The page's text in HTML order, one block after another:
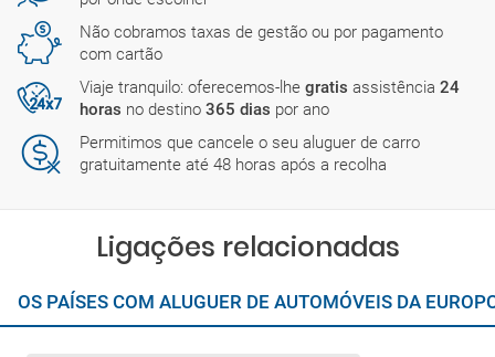
Não cobramos taxas de gestão ou por pagamento
com cartão
Viaje tranquilo: oferecemos-lhe gratis assistência 24
horas no destino 365 dias por ano
Permitimos que cancele o seu aluguer de carro
gratuitamente até 48 horas após a recolha
Ligações relacionadas
OS PAÍSES COM ALUGUER DE AUTOMÓVEIS DA